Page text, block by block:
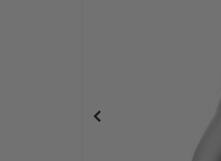
Personalisiertes